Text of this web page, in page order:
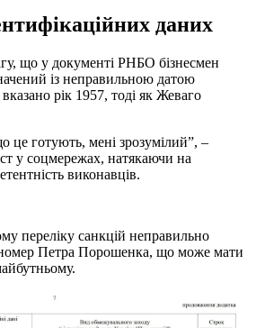
даних
що у документі РНБО бізнесмен
із неправильною датою
рік 1957, тоді як Жеваго
це готують, мені зрозумілий”, –
у соцмережах, натякаючи на
виконавців.
переліку санкцій неправильно
Петра Порошенка, що може мати